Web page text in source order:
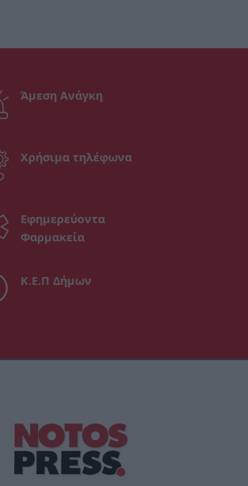
Άμεση Ανάγκη
Χρήσιμα τηλέφωνα
Εφημερεύοντα
Φαρμακεία
Κ.Ε.Π Δήμων